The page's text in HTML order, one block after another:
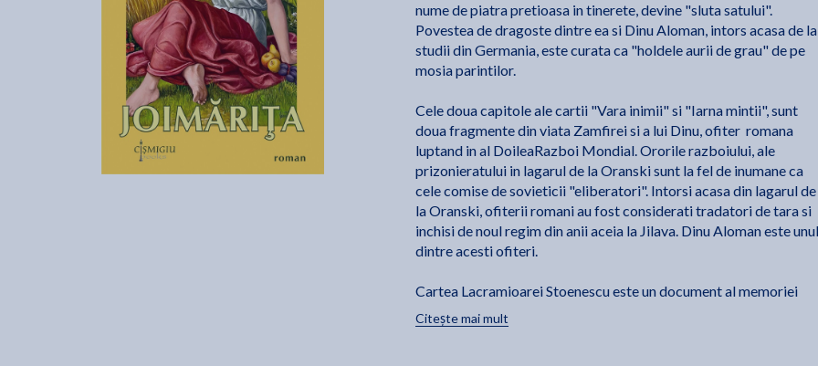
nume de piatra pretioasa in tinerete, devine "sluta satului".
Povestea de dragoste dintre ea si Dinu Aloman, intors acasa de la
studii din Germania, este curata ca "holdele aurii de grau" de pe
mosia parintilor.
Cele doua capitole ale cartii "Vara inimii" si "Iarna mintii", sunt
doua fragmente din viata Zamfirei si a lui Dinu, ofiter romana
luptand in al DoileaRazboi Mondial. Ororile razboiului, ale
prizonieratului in lagarul de la Oranski sunt la fel de inumane ca
cele comise de sovieticii "eliberatori". Intorsi acasa din lagarul de
la Oranski, ofiterii romani au fost considerati tradatori de tara si
inchisi de noul regim din anii aceia la Jilava. Dinu Aloman este unul
dintre acesti ofiteri.
Cartea Lacramioarei Stoenescu este un document al memoriei
unde destinele oamenilor se impletesc pana la moarte ci destinul
istoriei. - Clelia Ifrim
Citește mai mult